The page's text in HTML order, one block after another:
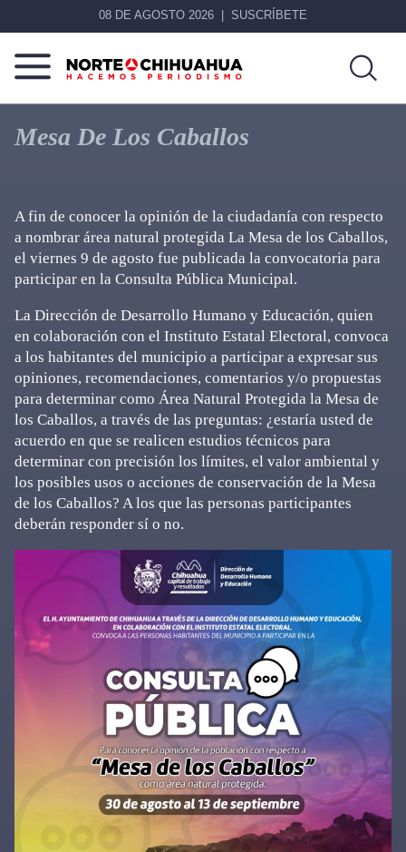
08 DE AGOSTO 2026 SUSCRÍBETE
Norte
De
Chihuahua
Más
que
noticias,
Mesa De Los Caballos
A fin de conocer la opinión de la ciudadanía con respecto
a nombrar área natural protegida La Mesa de los Caballos,
el viernes 9 de agosto fue publicada la convocatoria para
participar en la Consulta Pública Municipal.
La Dirección de Desarrollo Humano y Educación, quien
en colaboración con el Instituto Estatal Electoral, convoca
a los habitantes del municipio a participar a expresar sus
opiniones, recomendaciones, comentarios y/o propuestas
para determinar como Área Natural Protegida la Mesa de
los Caballos, a través de las preguntas: ¿estaría usted de
acuerdo en que se realicen estudios técnicos para
determinar con precisión los límites, el valor ambiental y
los posibles usos o acciones de conservación de la Mesa
de los Caballos? A los que las personas participantes
deberán responder sí o no.